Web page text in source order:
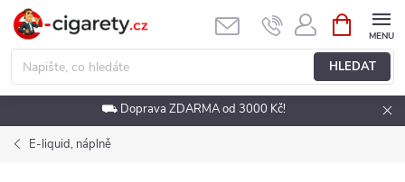
Přejít
obsah
HLEDAT
NÁKUPNÍ
KOŠÍK
⛟ Doprava ZDARMA od 3000 Kč!
E-liquid, náplně